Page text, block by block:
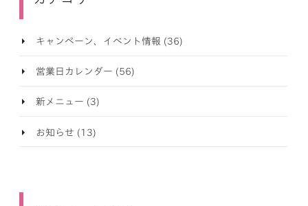
キャンペーン、イベント情報 (36)
営業日カレンダー (56)
新メニュー (3)
お知らせ (13)